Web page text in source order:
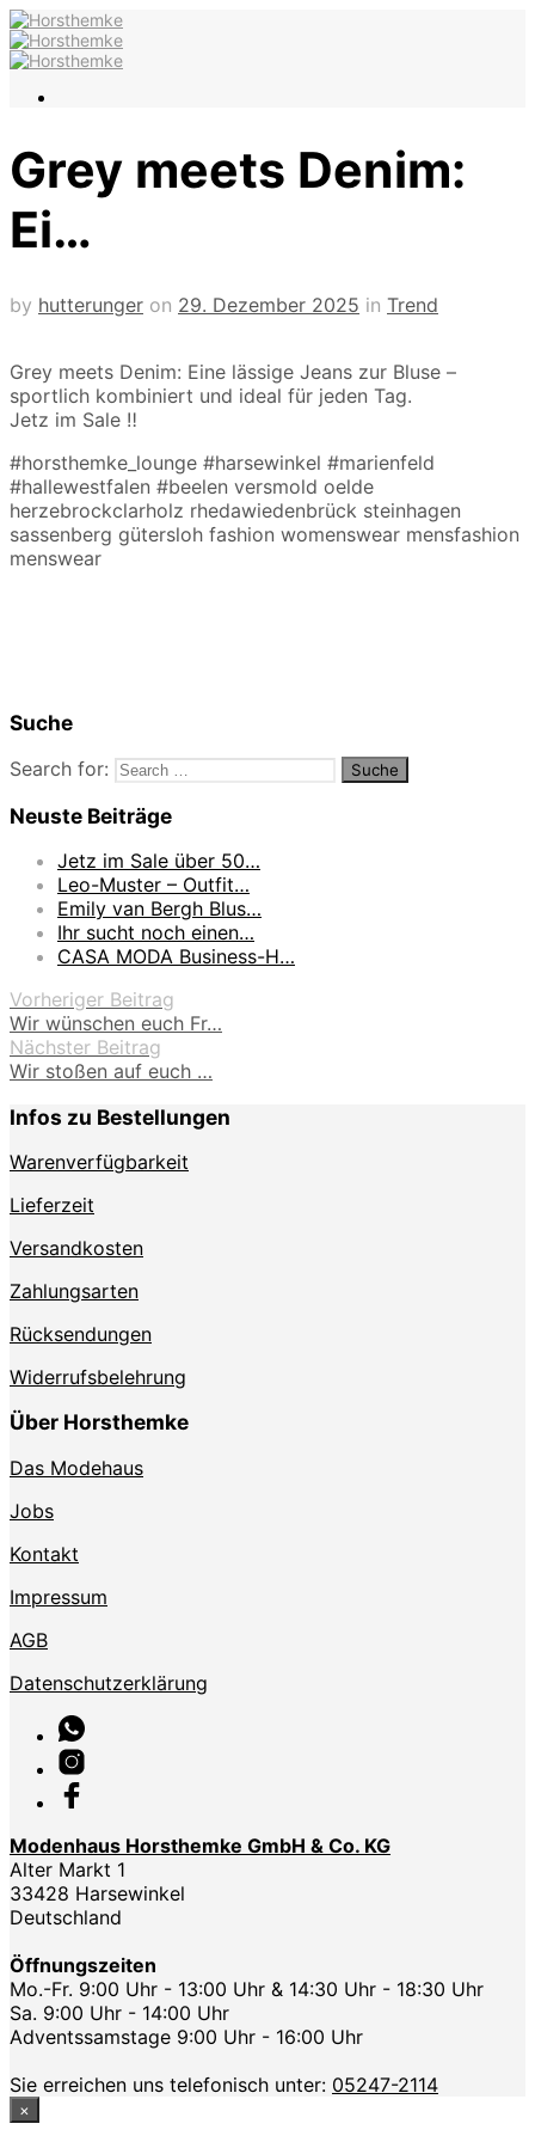
Grey meets Denim:
Ei…
by hutterunger on 29. Dezember 2025 in Trend
Grey meets Denim: Eine lässige Jeans zur Bluse –
sportlich kombiniert und ideal für jeden Tag.
Jetz im Sale ‼️
#horsthemke_lounge #harsewinkel #marienfeld
#hallewestfalen #beelen versmold oelde
herzebrockclarholz rhedawiedenbrück steinhagen
sassenberg gütersloh fashion womenswear mensfashion
menswear
Suche
Search for:
Neuste Beiträge
Jetz im Sale über 50…
Leo-Muster – Outfit…
Emily van Bergh Blus…
Ihr sucht noch einen…
CASA MODA Business-H…
Vorheriger Beitrag
Wir wünschen euch Fr…
Nächster Beitrag
Wir stoßen auf euch …
Infos zu Bestellungen
Warenverfügbarkeit
Lieferzeit
Versandkosten
Zahlungsarten
Rücksendungen
Widerrufsbelehrung
Über Horsthemke
Das Modehaus
Jobs
Kontakt
Impressum
AGB
Datenschutzerklärung
Modenhaus Horsthemke GmbH & Co. KG
Alter Markt 1
33428 Harsewinkel
Deutschland
Öffnungszeiten
Mo.-Fr. 9:00 Uhr - 13:00 Uhr & 14:30 Uhr - 18:30 Uhr
Sa. 9:00 Uhr - 14:00 Uhr
Adventssamstage 9:00 Uhr - 16:00 Uhr
Sie erreichen uns telefonisch unter: 05247-2114
×